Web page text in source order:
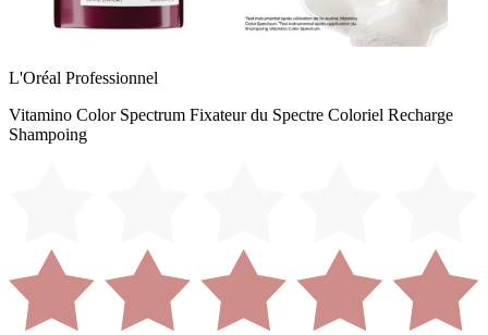
L'Oréal Professionnel
Vitamino Color Spectrum Fixateur du Spectre Coloriel Recharge
Shampoing